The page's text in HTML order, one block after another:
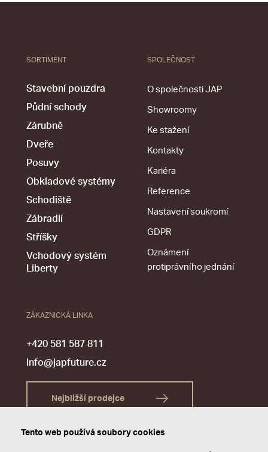
SORTIMENT
Stavební pouzdra
Půdní schody
Zárubně
Dveře
Posuvy
Obkladové systémy
Schodiště
Zábradlí
Stříšky
Vchodový systém
Liberty
SPOLEČNOST
O společnosti JAP
Showroomy
Ke stažení
Kontakty
Kariéra
Reference
Nastavení soukromí
GDPR
Oznámení
protiprávního jednání
ZÁKAZNICKÁ LINKA
+420 581 587 811
info@japfuture.cz
Nejbližší prodejce
Tento web používá soubory cookies